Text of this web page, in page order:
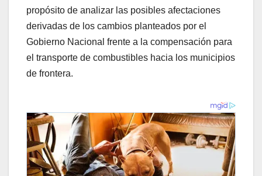
propósito de analizar las posibles afectaciones
derivadas de los cambios planteados por el
Gobierno Nacional frente a la compensación para
el transporte de combustibles hacia los municipios
de frontera.